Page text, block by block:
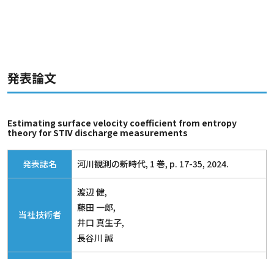
発表論文
Estimating surface velocity coefficient from entropy
theory for STIV discharge measurements
発表誌名 河川観測の新時代, 1 巻, p. 17-35, 2024.
当社技術者
渡辺 健,
藤田 一郎,
井口 真生子,
長谷川 誠